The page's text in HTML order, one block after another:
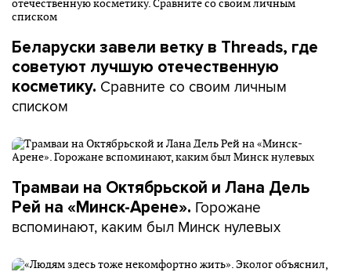
Беларуски завели ветку в Threads, где
советуют лучшую отечественную
косметику. Сравните со своим личным
списком
Трамваи на Октябрьской и Лана Дель
Рей на «Минск-Арене». Горожане
вспоминают, каким был Минск нулевых